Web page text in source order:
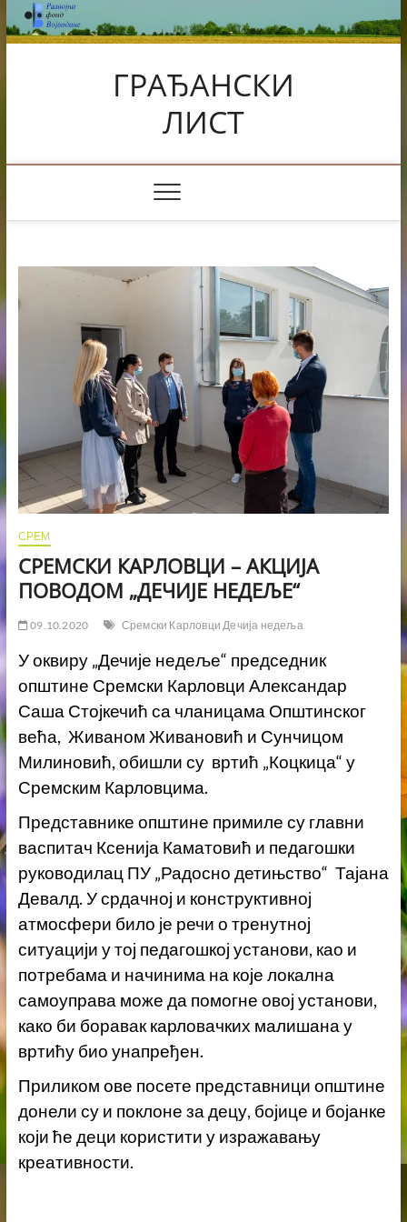
Skip
to
content
ГРАЂАНСКИ
ЛИСТ
СРЕМ
СРЕМСКИ КАРЛОВЦИ – АКЦИЈА
ПОВОДОМ „ДЕЧИЈЕ НЕДЕЉЕ“
09.10.2020 Сремски Карловци Дечија недеља
У оквиру „Дечије недеље“ председник
општине Сремски Карловци Александар
Саша Стојкечић са чланицама Општинског
већа, Живаном Живановић и Сунчицом
Милиновић, обишли су вртић „Коцкица“ у
Сремским Карловцима.
Представнике општине примиле су главни
васпитач Ксенија Каматовић и педагошки
руководилац ПУ „Радосно детињство“ Тајана
Девалд. У срдачној и конструктивној
атмосфери било је речи о тренутној
ситуацији у тој педагошкој установи, као и
потребама и начинима на које локална
самоуправа може да помогне овој установи,
како би боравак карловачких малишана у
вртићу био унапређен.
Приликом ове посете представници општине
донели су и поклоне за децу, бојице и бојанке
који ће деци користити у изражавању
креативности.